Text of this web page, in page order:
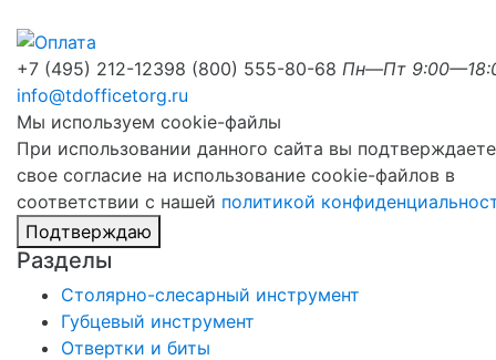
+7 (495) 212-12398 (800) 555-80-68 Пн—Пт
info@tdofficetorg.ru
Мы используем cookie-файлы
При использовании данного сайта вы подтверждаете
свое согласие на использование cookie-файлов в
соответствии с нашей политикой
Подтверждаю
Разделы
Столярно-слесарный инструмент
Губцевый инструмент
Отвертки и биты